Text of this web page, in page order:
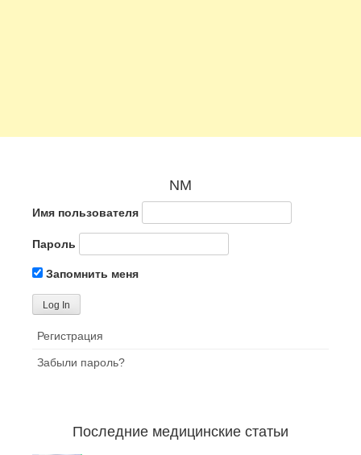
NM
Имя пользователя
Пароль
Запомнить меня
Регистрация
Забыли пароль?
Последние медицинские статьи